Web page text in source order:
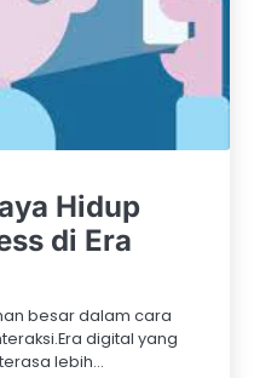
Hidup
di Era
besar dalam cara
digital yang
lebih…